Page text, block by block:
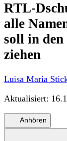
RTL-
alle
soll in den
ziehen
Luisa Maria
Aktualisiert:
Anhören